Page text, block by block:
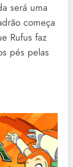
será uma
começa
Rufus faz
pés pelas